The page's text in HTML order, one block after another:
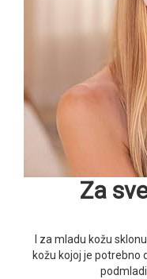
Za
I za mladu kožu
kožu kojoj je potrebno